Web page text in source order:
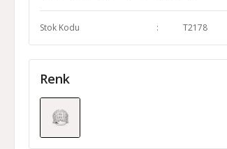
Stok Kodu T2178
Renk